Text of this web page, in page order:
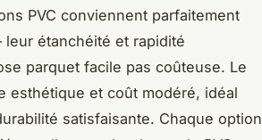
PVC conviennent parfaitement
leur étanchéité et rapidité
parquet facile pas coûteuse. Le
esthétique et coût modéré, idéal
satisfaisante. Chaque option